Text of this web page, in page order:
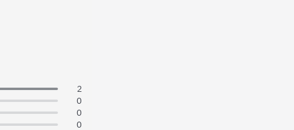
2
0
0
0